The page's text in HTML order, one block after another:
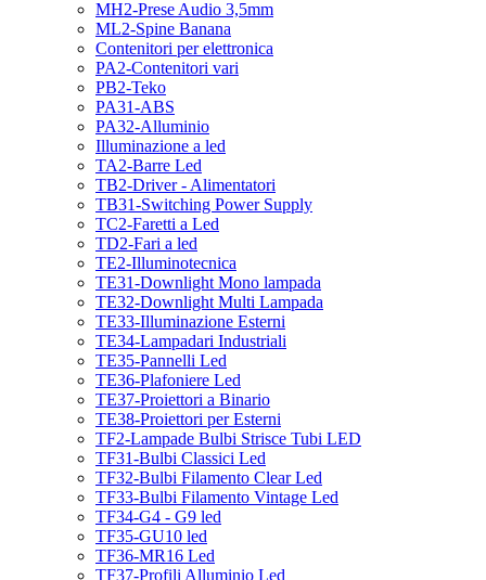
MH2-Prese Audio 3,5mm
ML2-Spine Banana
Contenitori per elettronica
PA2-Contenitori vari
PB2-Teko
PA31-ABS
PA32-Alluminio
Illuminazione a led
TA2-Barre Led
TB2-Driver - Alimentatori
TB31-Switching Power Supply
TC2-Faretti a Led
TD2-Fari a led
TE2-Illuminotecnica
TE31-Downlight Mono lampada
TE32-Downlight Multi Lampada
TE33-Illuminazione Esterni
TE34-Lampadari Industriali
TE35-Pannelli Led
TE36-Plafoniere Led
TE37-Proiettori a Binario
TE38-Proiettori per Esterni
TF2-Lampade Bulbi Strisce Tubi LED
TF31-Bulbi Classici Led
TF32-Bulbi Filamento Clear Led
TF33-Bulbi Filamento Vintage Led
TF34-G4 - G9 led
TF35-GU10 led
TF36-MR16 Led
TF37-Profili Alluminio Led